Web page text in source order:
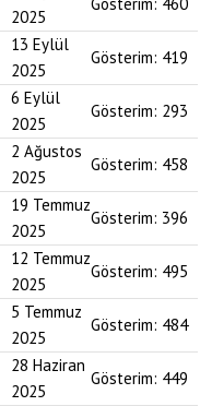
2025
13 Eylül
2025
Gösterim: 419
6 Eylül
2025
Gösterim: 293
2 Ağustos
2025
Gösterim: 458
19 Temmuz
2025
Gösterim: 396
12 Temmuz
2025
Gösterim: 495
5 Temmuz
2025
Gösterim: 484
28 Haziran
2025
Gösterim: 449